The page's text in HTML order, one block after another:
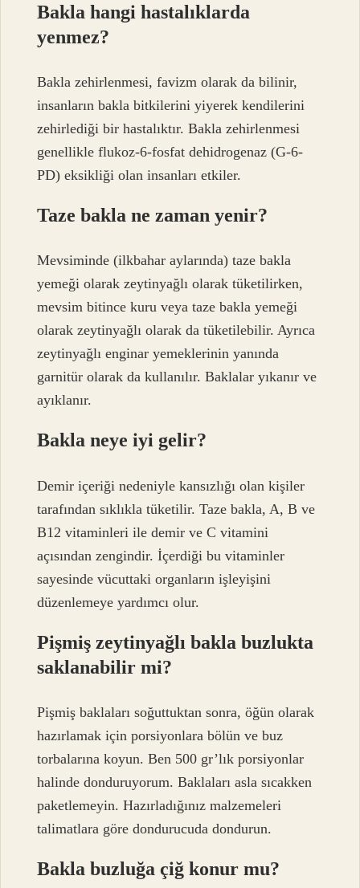
Bakla hangi hastalıklarda
yenmez?
Bakla zehirlenmesi, favizm olarak da bilinir,
insanların bakla bitkilerini yiyerek kendilerini
zehirlediği bir hastalıktır. Bakla zehirlenmesi
genellikle flukoz-6-fosfat dehidrogenaz (G-6-
PD) eksikliği olan insanları etkiler.
Taze bakla ne zaman yenir?
Mevsiminde (ilkbahar aylarında) taze bakla
yemeği olarak zeytinyağlı olarak tüketilirken,
mevsim bitince kuru veya taze bakla yemeği
olarak zeytinyağlı olarak da tüketilebilir. Ayrıca
zeytinyağlı enginar yemeklerinin yanında
garnitür olarak da kullanılır. Baklalar yıkanır ve
ayıklanır.
Bakla neye iyi gelir?
Demir içeriği nedeniyle kansızlığı olan kişiler
tarafından sıklıkla tüketilir. Taze bakla, A, B ve
B12 vitaminleri ile demir ve C vitamini
açısından zengindir. İçerdiği bu vitaminler
sayesinde vücuttaki organların işleyişini
düzenlemeye yardımcı olur.
Pişmiş zeytinyağlı bakla buzlukta
saklanabilir mi?
Pişmiş baklaları soğuttuktan sonra, öğün olarak
hazırlamak için porsiyonlara bölün ve buz
torbalarına koyun. Ben 500 gr’lık porsiyonlar
halinde donduruyorum. Baklaları asla sıcakken
paketlemeyin. Hazırladığınız malzemeleri
talimatlara göre dondurucuda dondurun.
Bakla buzluğa çiğ konur mu?